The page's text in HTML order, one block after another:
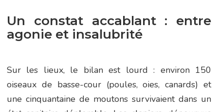
Un constat accablant : entre
agonie et insalubrité
Sur les lieux, le bilan est lourd : environ 150
oiseaux de basse-cour (poules, oies, canards) et
une cinquantaine de moutons survivaient dans un